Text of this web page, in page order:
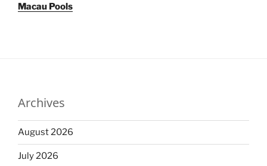
Macau Pools
Archives
August 2026
July 2026